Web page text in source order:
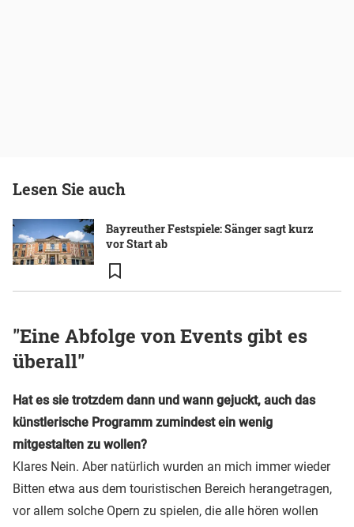
Lesen Sie auch
Bayreuther Festspiele: Sänger sagt kurz
vor Start ab
"Eine Abfolge von Events gibt es
überall"
Hat es sie trotzdem dann und wann gejuckt, auch das
künstlerische Programm zumindest ein wenig
mitgestalten zu wollen?
Klares Nein. Aber natürlich wurden an mich immer wieder
Bitten etwa aus dem touristischen Bereich herangetragen,
vor allem solche Opern zu spielen, die alle hören wollen